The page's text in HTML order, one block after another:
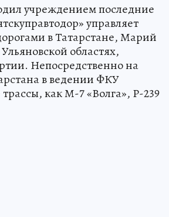
учреждением последние
управляет
в Татарстане, Марий
областях,
Непосредственно на
в ведении ФКУ
как М-7 «Волга», Р-239